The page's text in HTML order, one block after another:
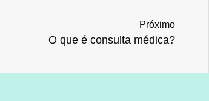
Próximo
O que é consulta médica?